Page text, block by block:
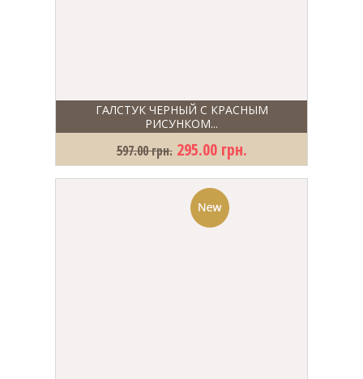
ГАЛСТУК ЧЕРНЫЙ С КРАСНЫМ
РИСУНКОМ...
597.00 грн. 295.00 грн.